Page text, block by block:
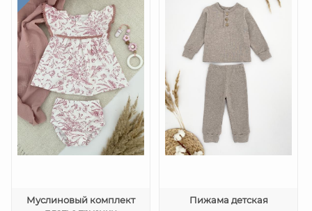
Муслиновый комплект
Пижама детская